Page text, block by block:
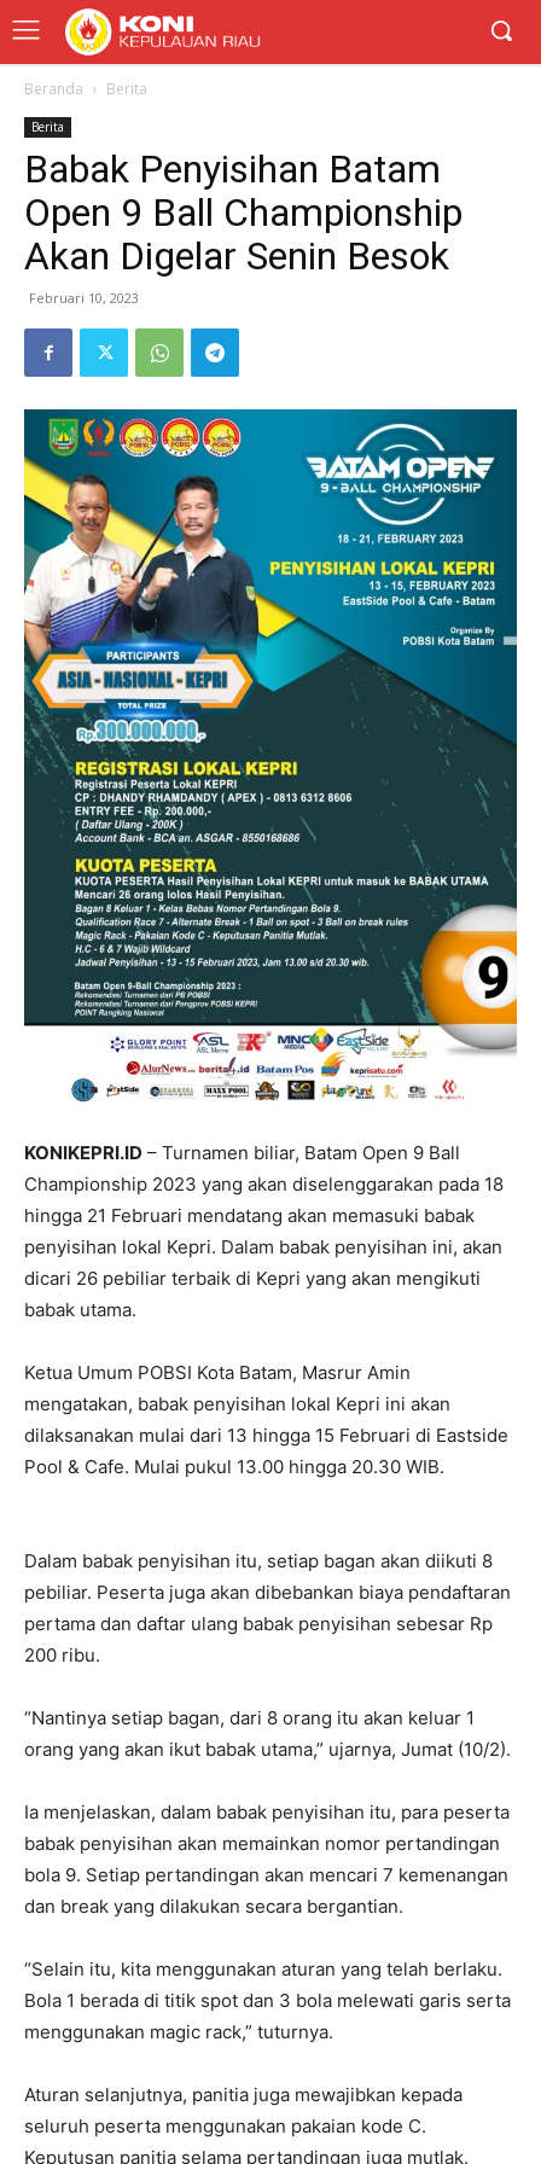
Beranda Berita
Berita
Babak Penyisihan Batam
Open 9 Ball Championship
Akan Digelar Senin Besok
Februari 10, 2023
KONIKEPRI.ID – Turnamen biliar, Batam Open 9 Ball
Championship 2023 yang akan diselenggarakan pada 18
hingga 21 Februari mendatang akan memasuki babak
penyisihan lokal Kepri. Dalam babak penyisihan ini, akan
dicari 26 pebiliar terbaik di Kepri yang akan mengikuti
babak utama.
Ketua Umum POBSI Kota Batam, Masrur Amin
mengatakan, babak penyisihan lokal Kepri ini akan
dilaksanakan mulai dari 13 hingga 15 Februari di Eastside
Pool & Cafe. Mulai pukul 13.00 hingga 20.30 WIB.
Dalam babak penyisihan itu, setiap bagan akan diikuti 8
pebiliar. Peserta juga akan dibebankan biaya pendaftaran
pertama dan daftar ulang babak penyisihan sebesar Rp
200 ribu.
“Nantinya setiap bagan, dari 8 orang itu akan keluar 1
orang yang akan ikut babak utama,” ujarnya, Jumat (10/2).
Ia menjelaskan, dalam babak penyisihan itu, para peserta
babak penyisihan akan memainkan nomor pertandingan
bola 9. Setiap pertandingan akan mencari 7 kemenangan
dan break yang dilakukan secara bergantian.
“Selain itu, kita menggunakan aturan yang telah berlaku.
Bola 1 berada di titik spot dan 3 bola melewati garis serta
menggunakan magic rack,” tuturnya.
Aturan selanjutnya, panitia juga mewajibkan kepada
seluruh peserta menggunakan pakaian kode C.
Keputusan panitia selama pertandingan juga mutlak.